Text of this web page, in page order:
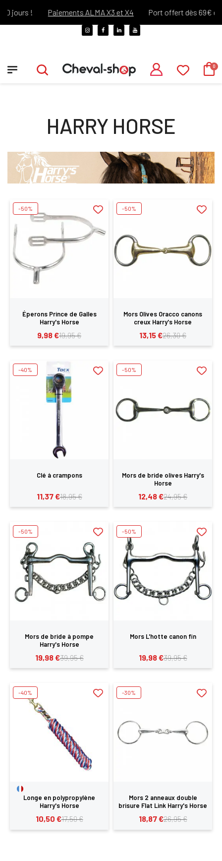
jours ! Paiements ALMA X3 et X4 Port offert dès 69€
HARRY HORSE
Éperons Prince de Galles
Harry's Horse
19,95 €
9,98 €
-50%
Mors Olives Oracco canons
creux Harry's Horse
26,30 €
13,15 €
-50%
Clé à crampons
18,95 €
11,37 €
-40%
Mors de bride olives Harry's
Horse
24,95 €
12,48 €
-50%
Mors de bride à pompe
Harry's Horse
39,95 €
19,98 €
-50%
Mors L'hotte canon fin
39,95 €
19,98 €
-50%
Longe en polypropylène
Harry's Horse
17,50 €
10,50 €
-40%
Mors 2 anneaux double
brisure Flat Link Harry's Horse
26,95 €
18,87 €
-30%
×